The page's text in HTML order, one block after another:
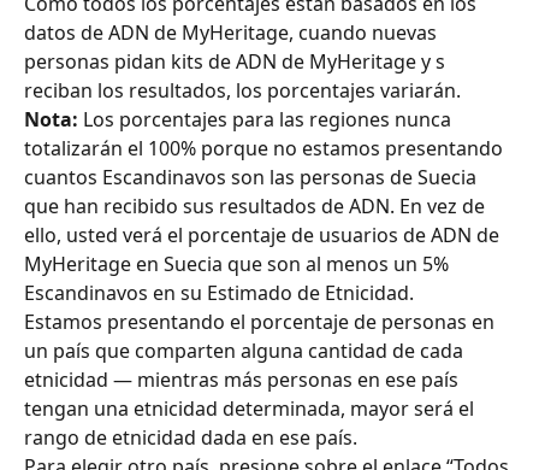
datos de ADN de MyHeritage, cuando nuevas
personas pidan kits de ADN de MyHeritage y s
reciban los resultados, los porcentajes variarán. ​​
Nota: Los porcentajes para las regiones nunca
totalizarán el 100% porque no estamos presentando
cuantos Escandinavos son las personas de Suecia
que han recibido sus resultados de ADN. En vez de
ello, usted verá el porcentaje de usuarios de ADN de
MyHeritage en Suecia que son al menos un 5%
Escandinavos en su Estimado de Etnicidad.​​​​​ ​​
Estamos presentando el porcentaje de personas en
un país que comparten alguna cantidad de cada
etnicidad — mientras más personas en ese país
tengan una etnicidad determinada, mayor será el
rango de etnicidad dada en ese país. ​​​​